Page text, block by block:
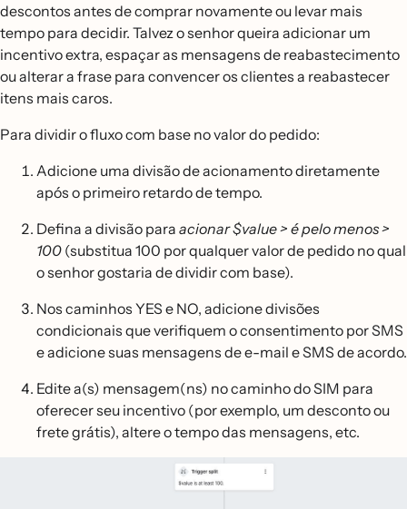
descontos antes de comprar novamente ou levar mais
tempo para decidir. Talvez o senhor queira adicionar um
incentivo extra, espaçar as mensagens de reabastecimento
ou alterar a frase para convencer os clientes a reabastecer
itens mais caros.
Para dividir o fluxo com base no valor do pedido:
Adicione uma divisão de acionamento diretamente
após o primeiro retardo de tempo.
Defina a divisão para acionar $value > é pelo menos >
100 (substitua 100 por qualquer valor de pedido no qual
o senhor gostaria de dividir com base).
Nos caminhos YES e NO, adicione divisões
condicionais que verifiquem o consentimento por SMS
e adicione suas mensagens de e-mail e SMS de acordo.
Edite a(s) mensagem(ns) no caminho do SIM para
oferecer seu incentivo (por exemplo, um desconto ou
frete grátis), altere o tempo das mensagens, etc.